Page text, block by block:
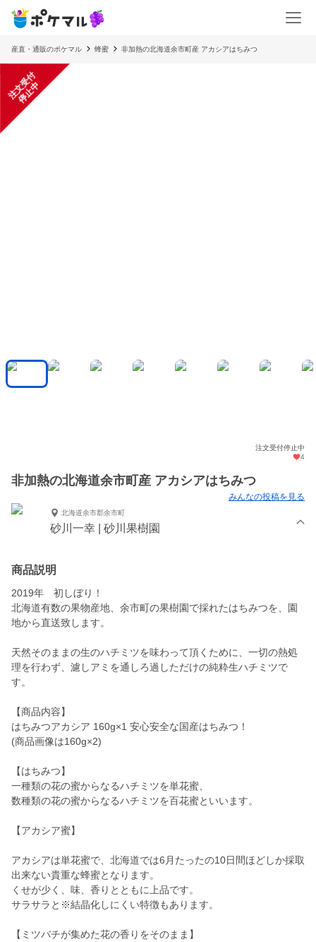
産直・通販のポケマル 蜂蜜 非加熱の北海道余市町産 アカシアはちみつ
注
文
受
付
停
止
中
注文受付停止中
4
非加熱の北海道余市町産 アカシアはちみつ
みんなの投稿を見る
北海道余市郡余市町
砂川一幸 | 砂川果樹園
商品説明
2019年 初しぼり！
北海道有数の果物産地、余市町の果樹園で採れたはちみつを、園
地から直送致します。
天然そのままの生のハチミツを味わって頂くために、一切の熱処
理を行わず、濾しアミを通しろ過しただけの純粋生ハチミツで
す。
【商品内容】
はちみつアカシア 160g×1 安心安全な国産はちみつ！
(商品画像は160g×2)
【はちみつ】
一種類の花の蜜からなるハチミツを単花蜜、
数種類の花の蜜からなるハチミツを百花蜜といいます。
【アカシア蜜】
アカシアは単花蜜で、北海道では6月たったの10日間ほどしか採取
出来ない貴重な蜂蜜となります。
くせが少く、味、香りとともに上品です。
サラサラと※結晶化しにくい特徴もあります。
【ミツバチが集めた花の香りをそのまま】